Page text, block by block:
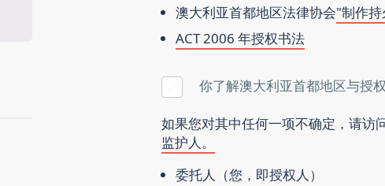
澳大利亚首都地区法律协会"制作
ACT 2006 年授权书法
你了解澳大利亚首都地区与授
如果您对其中任何一项不确定，请访
监护人。
委托人
（您，即授权人）